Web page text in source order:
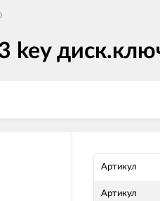
key
Артикул
Артикул